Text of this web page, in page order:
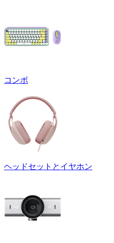
コンボ
ヘッドセットとイヤホン